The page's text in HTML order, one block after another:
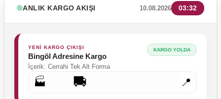
ANLIK KARGO AKIŞI 10.08.2026 03:32
YENİ KARGO ÇIKIŞI
Bingöl Adresine Kargo
İçerik: Cerrahi Tek Alt Forma
KARGO YOLDA
🏭 🚚 📍